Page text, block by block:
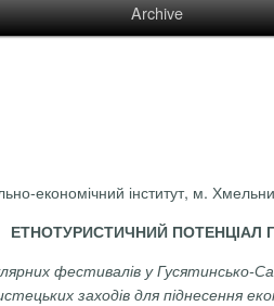
Archive
економічний інститут, м.
ЕТНОТУРИСТИЧНИЙ ПОТЕНЦІАЛ
фестивалів у Гусятинсько-
заходів для піднесення